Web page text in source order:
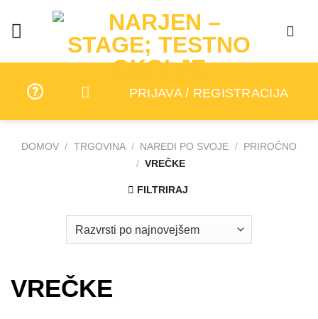
content
PRIJAVA / REGISTRACIJA
DOMOV / TRGOVINA / NAREDI PO SVOJE / PRIROČNO
/ VREČKE
FILTRIRAJ
VREČKE